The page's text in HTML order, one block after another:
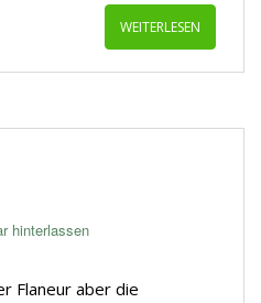
WEITERLESEN
hinterlassen
Flaneur aber die